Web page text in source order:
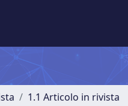
1.1 Articolo in rivista